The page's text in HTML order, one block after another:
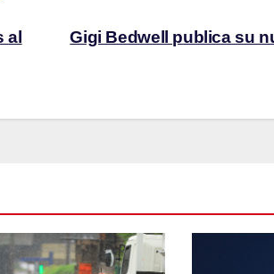
Gigi Bedwell publica su
al